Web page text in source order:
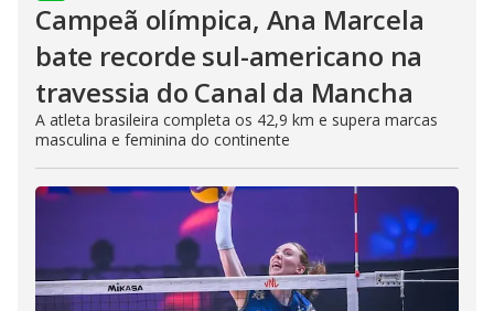
Campeã olímpica, Ana Marcela
bate recorde sul-americano na
travessia do Canal da Mancha
A atleta brasileira completa os 42,9 km e supera marcas
masculina e feminina do continente